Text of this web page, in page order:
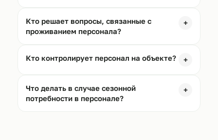
Кто решает вопросы, связанные с
проживанием персонала?
+
Кто контролирует персонал на объекте? +
Что делать в случае сезонной
потребности в персонале?
+